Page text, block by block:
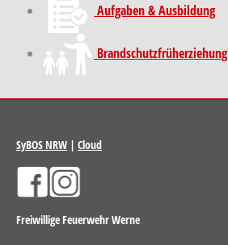
Aufgaben & Ausbildung
Brand­schutz­früh­erziehung
SyBOS NRW | Cloud
Freiwillige Feuerwehr Werne